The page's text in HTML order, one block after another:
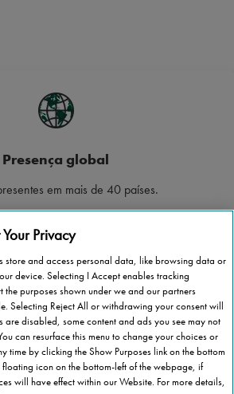
Presença global
em mais de 40 países.
nacional
o território continental e Ilhas.
Privacy
store and access personal data, like browsing data or
device. Selecting I Accept enables tracking
the purposes shown under we and our partners
Selecting Reject All or withdrawing your consent will
are disabled, some content and ads you see may not
can resurface this menu to change your choices or
time by clicking the Show Purposes link on the bottom
icon on the bottom-left of the webpage, if
will have effect within our Website. For more details,